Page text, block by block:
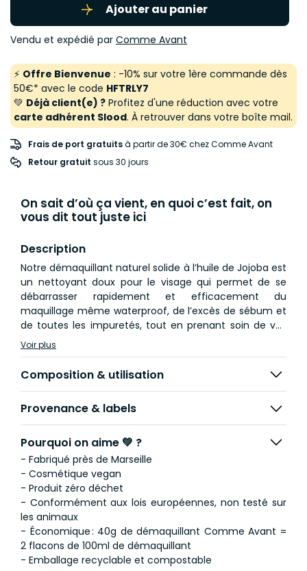
Ajouter au panier
Vendu et expédié par Comme Avant
⚡ Offre Bienvenue : -10% sur votre 1ère commande dès
50€* avec le code HFTRLY7
💚 Déjà client(e) ? Profitez d'une réduction avec votre
carte adhérent Slood. À retrouver dans votre boîte mail.
Frais de port gratuitsà partir de 30€ chez Comme Avant
Retour gratuit sous 30 jours
On sait d’où ça vient, en quoi c’est fait, on
vous dit tout juste ici
Description
Notre démaquillant naturel solide à l’huile de Jojoba est
un nettoyant doux pour le visage qui permet de se
débarrasser rapidement et efficacement du
maquillage même waterproof, de l’excès de sébum et
de toutes les impuretés, tout en prenant soin de vos
cils. Il nourrit votre visage tout en laissant votre peau
douce et confortable. Il ne pique pas les yeux et ne les
irrite pas, même les plus sensibles.
économique. Mouillez le galet puis frottez-le dans vos
mains, appliquez la pellicule blanche sur votre visage
avec vos mains ou un coton lavable avant de frotter
délicatement. Il ne laissera pas votre peau collante.
Enfin un démaquillant zéro déchet bio qui remplace
tous vos démaquillants conventionnels comme les
lotions, les huiles et les eaux micellaires.
Voir plus
Composition & utilisation
Provenance & labels
Pourquoi on aime 💚 ?
- Fabriqué près de Marseille
- Cosmétique vegan
- Produit zéro déchet
- Conformément aux lois européennes, non testé sur
les animaux
- Économique : 40g de démaquillant Comme Avant =
2 flacons de 100ml de démaquillant
- Emballage recyclable et compostable